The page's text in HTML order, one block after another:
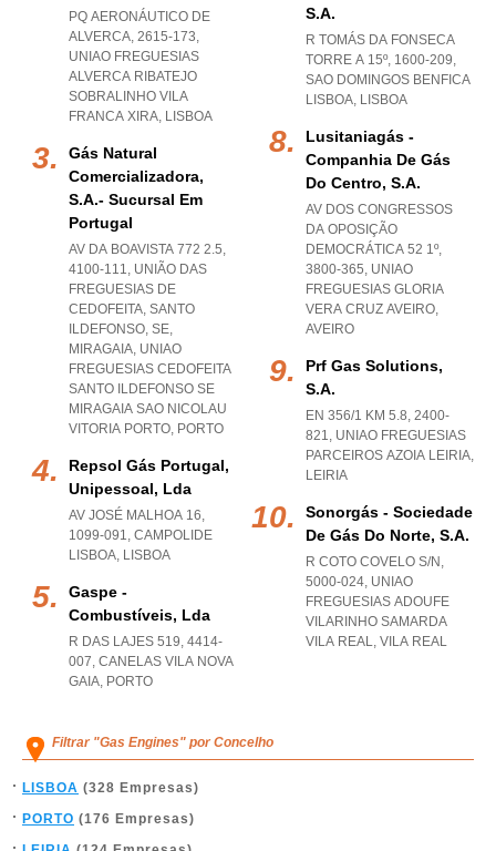
PQ AERONÁUTICO DE
ALVERCA, 2615-173,
UNIAO FREGUESIAS
ALVERCA RIBATEJO
SOBRALINHO VILA
FRANCA XIRA, LISBOA
Gás Natural
Comercializadora,
S.a.- Sucursal Em
Portugal
AV DA BOAVISTA 772 2.5,
4100-111, UNIÃO DAS
FREGUESIAS DE
CEDOFEITA, SANTO
ILDEFONSO, SE,
MIRAGAIA, UNIAO
FREGUESIAS CEDOFEITA
SANTO ILDEFONSO SE
MIRAGAIA SAO NICOLAU
VITORIA PORTO, PORTO
Repsol Gás Portugal,
Unipessoal, Lda
AV JOSÉ MALHOA 16,
1099-091, CAMPOLIDE
LISBOA, LISBOA
Gaspe -
Combustíveis, Lda
R DAS LAJES 519, 4414-
007, CANELAS VILA NOVA
GAIA, PORTO
S.a.
R TOMÁS DA FONSECA
TORRE A 15º, 1600-209,
SAO DOMINGOS BENFICA
LISBOA, LISBOA
Lusitaniagás -
Companhia De Gás
Do Centro, S.a.
AV DOS CONGRESSOS
DA OPOSIÇÃO
DEMOCRÁTICA 52 1º,
3800-365, UNIAO
FREGUESIAS GLORIA
VERA CRUZ AVEIRO,
AVEIRO
Prf Gas Solutions,
S.a.
EN 356/1 KM 5.8, 2400-
821, UNIAO FREGUESIAS
PARCEIROS AZOIA LEIRIA,
LEIRIA
Sonorgás - Sociedade
De Gás Do Norte, S.a.
R COTO COVELO S/N,
5000-024, UNIAO
FREGUESIAS ADOUFE
VILARINHO SAMARDA
VILA REAL, VILA REAL
Filtrar "Gas Engines" por Concelho
LISBOA (328 Empresas)
PORTO (176 Empresas)